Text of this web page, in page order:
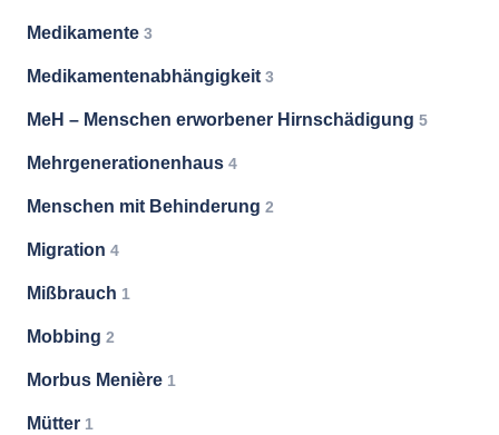
Medikamente 3
Medikamentenabhängigkeit 3
MeH – Menschen erworbener Hirnschädigung 5
Mehrgenerationenhaus 4
Menschen mit Behinderung 2
Migration 4
Mißbrauch 1
Mobbing 2
Morbus Menière 1
Mütter 1